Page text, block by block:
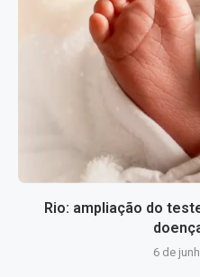
Rio: ampliação do
6 de